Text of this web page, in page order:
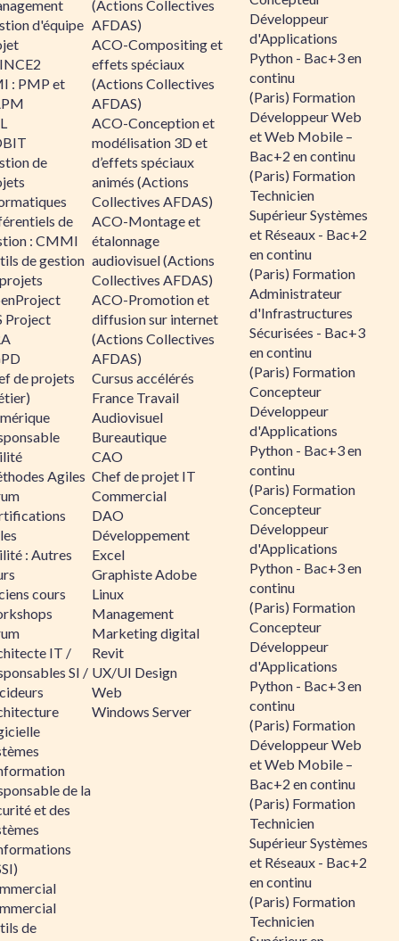
d'équipe
: PMP et
de
de
: CMMI
de gestion
Project
de projets
Agiles
: Autres
cours
IT /
SI /
de la
et des
de
(Actions Collectives
AFDAS)
ACO-Compositing et
effets spéciaux
(Actions Collectives
AFDAS)
ACO-Conception et
modélisation 3D et
d’effets spéciaux
animés (Actions
Collectives AFDAS)
ACO-Montage et
étalonnage
audiovisuel (Actions
Collectives AFDAS)
ACO-Promotion et
diffusion sur internet
(Actions Collectives
AFDAS)
Cursus accélérés
France Travail
Audiovisuel
Bureautique
CAO
Chef de projet IT
Commercial
DAO
Développement
Excel
Graphiste Adobe
Linux
Management
Marketing digital
Revit
UX/UI Design
Web
Windows Server
Développeur
d'Applications
Python - Bac+3 en
continu
(Paris) Formation
Développeur Web
et Web Mobile –
Bac+2 en continu
(Paris) Formation
Technicien
Supérieur Systèmes
et Réseaux - Bac+2
en continu
(Paris) Formation
Administrateur
d'Infrastructures
Sécurisées - Bac+3
en continu
(Paris) Formation
Concepteur
Développeur
d'Applications
Python - Bac+3 en
continu
(Paris) Formation
Concepteur
Développeur
d'Applications
Python - Bac+3 en
continu
(Paris) Formation
Concepteur
Développeur
d'Applications
Python - Bac+3 en
continu
(Paris) Formation
Développeur Web
et Web Mobile –
Bac+2 en continu
(Paris) Formation
Technicien
Supérieur Systèmes
et Réseaux - Bac+2
en continu
(Paris) Formation
Technicien